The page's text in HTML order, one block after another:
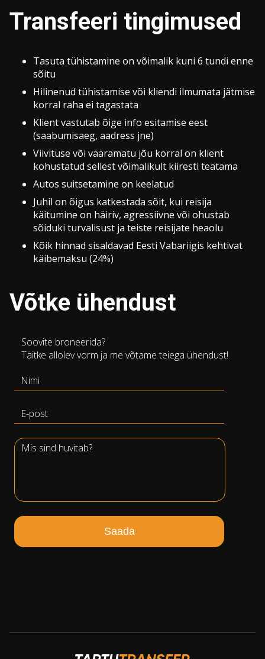
Transfeeri tingimused
Tasuta tühistamine on võimalik kuni 6 tundi enne
sõitu
Hilinenud tühistamise või kliendi ilmumata jätmise
korral raha ei tagastata
Klient vastutab õige info esitamise eest
(saabumisaeg, aadress jne)
Viivituse või vääramatu jõu korral on klient
kohustatud sellest võimalikult kiiresti teatama
Autos suitsetamine on keelatud
Juhil on õigus katkestada sõit, kui reisija
käitumine on häiriv, agressiivne või ohustab
sõiduki turvalisust ja teiste reisijate heaolu
Kõik hinnad sisaldavad Eesti Vabariigis kehtivat
käibemaksu (24%)
Võtke ühendust
Soovite broneerida?
Täitke allolev vorm ja me võtame teiega ühendust!
Saada